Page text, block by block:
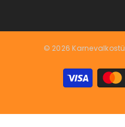
© 2026